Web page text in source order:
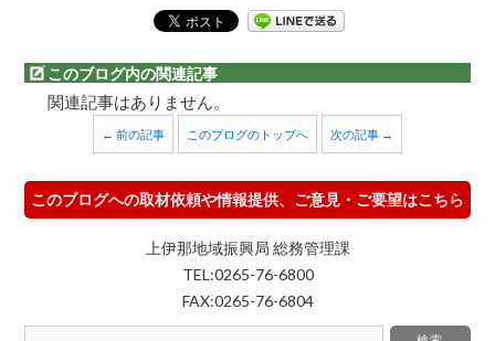
このブログ内の関連記事
関連記事はありません。
← 前の記事 このブログのトップへ 次の記事 →
このブログへの取材依頼や情報提供、ご意見・ご要望はこちら
上伊那地域振興局 総務管理課
TEL:0265-76-6800
FAX:0265-76-6804